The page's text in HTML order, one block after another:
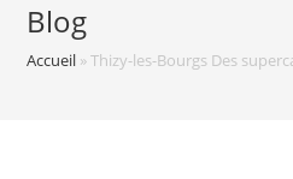
Blog
Accueil »Thizy-les-Bourgs Des